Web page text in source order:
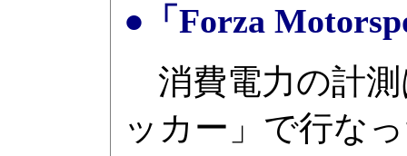
●「Forza
消費電力の計測
ッカー」で行な